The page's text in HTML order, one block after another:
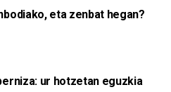
eta zenbat hegan?
ur hotzetan eguzkia